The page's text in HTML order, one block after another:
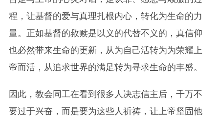
程，让基督的爱与真理扎根内心，转化为生命的力
量。正如基督的救赎是以义的代替不义的，真信仰
也必然带来生命的更新，从为自己活转为为荣耀上
帝而活，从追求世界的满足转为寻求生命的丰盛。
因此，教会同工在看到很多人决志信主后，千万不
要过于兴奋，而是要为这些人祈祷，让上帝坚固他